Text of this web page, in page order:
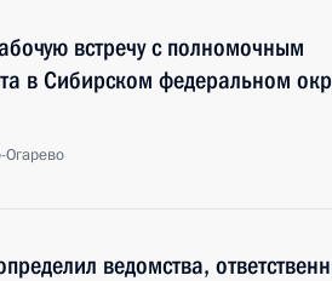
встречу с полномочным
в Сибирском федеральном
Огарево
ведомства,